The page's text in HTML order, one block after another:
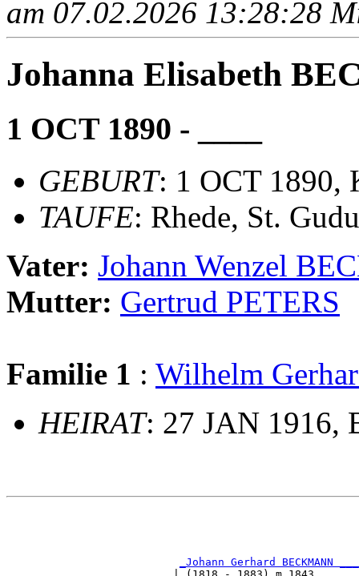
am 07.02.2026 13:28:28
Johanna Elisabeth
1 OCT 1890 - ____
GEBURT: 1 OCT 1890,
TAUFE: Rhede, St.
Vater: Johann Wenzel
Mutter: Gertrud PETERS
Familie 1 : Wilhelm
HEIRAT: 27 JAN 1916,
_Johann Gerhard BECKMANN ___